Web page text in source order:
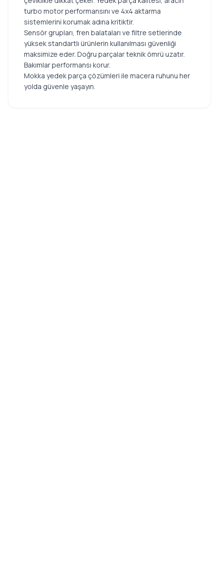
turbo motor performansını ve 4x4 aktarma
sistemlerini korumak adına kritiktir.
Sensör grupları, fren balataları ve filtre setlerinde
yüksek standartlı ürünlerin kullanılması güvenliği
maksimize eder. Doğru parçalar teknik ömrü uzatır.
Bakımlar performansı korur.
Mokka yedek parça çözümleri ile macera ruhunu her
yolda güvenle yaşayın.